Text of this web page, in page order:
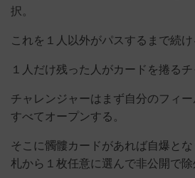
択。
これを１人以外がパスするまで続け
１人だけ残った人がカードを捲るチ
チャレンジャーはまず自分のフィ
すべてオープンする。
そこに髑髏カードがあれば自爆と
札から１枚任意に選んで非公開で除